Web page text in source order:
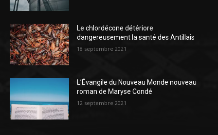
Le chlordécone détériore
dangereusement la santé des Antillais
18 septembre 2021
L’Évangile du Nouveau Monde nouveau
roman de Maryse Condé
12 septembre 2021